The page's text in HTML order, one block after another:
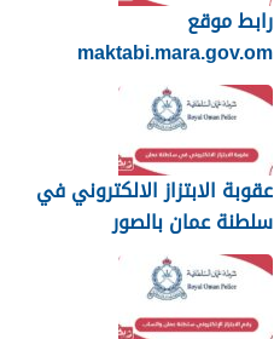
رابط موقع
maktabi.mara.gov.om
تسجيل الدخول
عقوبة الابتزاز الالكتروني في
سلطنة عمان بالصور
والرسائل